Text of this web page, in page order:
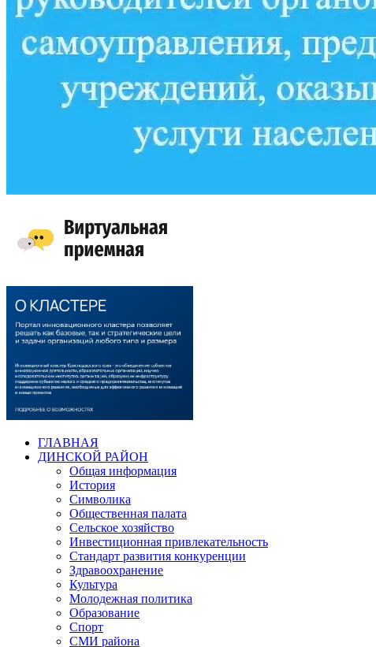
ГЛАВНАЯ
ДИНСКОЙ РАЙОН
Общая информация
История
Символика
Общественная палата
Сельское хозяйство
Инвестиционная привлекательность
Стандарт развития конкуренции
Здравоохранение
Культура
Молодежная политика
Образование
Спорт
СМИ района